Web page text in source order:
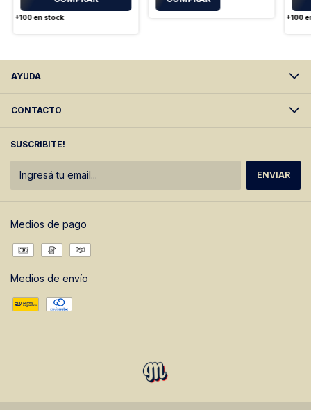
+100en stock +100
AYUDA
CONTACTO
SUSCRIBITE!
Medios de pago
Medios de envío